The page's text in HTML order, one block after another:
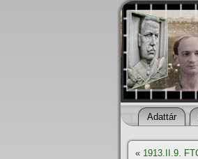
Adattár
« 1913.II.9.